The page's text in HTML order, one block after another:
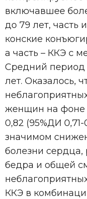
включавшее
до 79 лет, часть
конские
а часть – ККЭ с
Средний период
лет. Оказалось,
женщин на фоне
0,82 (95%ДИ 0,71-
значимом
болезни сердца,
бедра и общей
ККЭ в